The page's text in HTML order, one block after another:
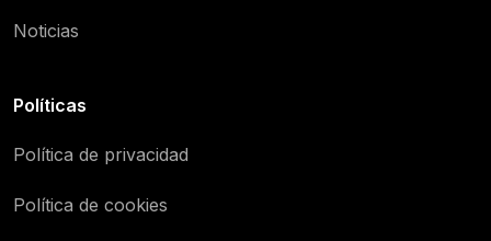
Noticias
Políticas
Política de privacidad
Política de cookies